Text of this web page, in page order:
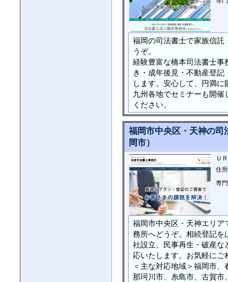
福岡の司法書士で家族信託
うぞ。
経験豊富な橋本司法書士事
き・成年後見・不動産登
します。安心して、円満
九州各地でセミナーも開
ください。
福岡市中央区・天神の司
岡市）
Ｕ
住所
専
福岡市中央区・天神エリア
務所へどうぞ。相続登記を
社設立、民事再生・破産な
応いたします。お気軽にご
＜主な対応地域＞福岡市
那珂川市、糸島市、古賀市